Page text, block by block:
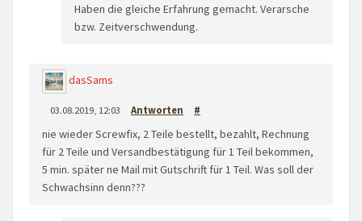
Haben die gleiche Erfahrung gemacht. Verarsche
bzw. Zeitverschwendung.
dasSams
03.08.2019, 12:03 Antworten #
nie wieder Screwfix, 2 Teile bestellt, bezahlt, Rechnung
für 2 Teile und Versandbestätigung für 1 Teil bekommen,
5 min. später ne Mail mit Gutschrift für 1 Teil. Was soll der
Schwachsinn denn???